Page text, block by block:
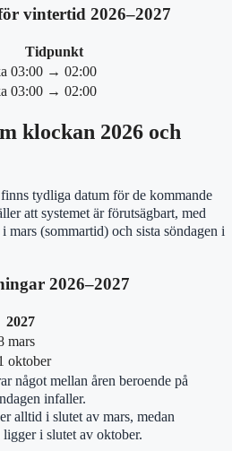
vintertid 2026–2027
Tidpunkt
03:00 → 02:00
03:00 → 02:00
klockan 2026 och
tydliga datum för de kommande
att systemet är förutsägbart, med
mars (sommartid) och sista söndagen i
2026–2027
2027
mars
oktober
något mellan åren beroende på
infaller.
alltid i slutet av mars, medan
i slutet av oktober.